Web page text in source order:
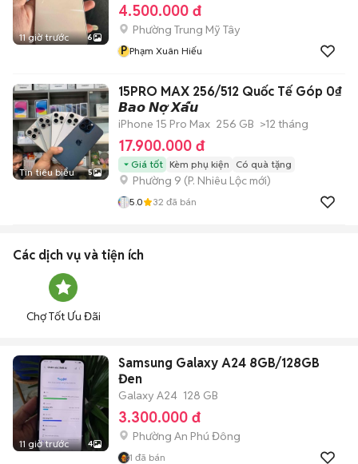
11 giờ trước 6
4.500.000 đ
Phường Trung Mỹ Tây
P Phạm Xuân Hiếu
Tin tiêu biểu 5
15PRO MAX 256/512 Quốc Tế Góp 0₫
𝘽𝙖𝙤 𝙉𝙤̛̣ 𝙓𝙖̂́𝙪
iPhone 15 Pro Max 256 GB >12 tháng
17.900.000 đ
Giá tốt Kèm phụ kiện Có quà tặng
Phường 9 (P. Nhiêu Lộc mới)
5.0 32 đã bán
Các dịch vụ và tiện ích
Chợ Tốt Ưu Đãi
11 giờ trước 4
Samsung Galaxy A24 8GB/128GB
Đen
Galaxy A24 128 GB
3.300.000 đ
Phường An Phú Đông
1 đã bán